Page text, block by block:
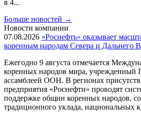
в 4...
Больше новостей →
Новости компании
07.08.2026 «Роснефть» оказывает
коренным народам Севера и Дальнего
Ежегодно 9 августа отмечается
коренных народов мира, учрежденный
ассамблеей ООН. В регионах
предприятия «Роснефти» проводят
поддержке общин коренных народов,
традиционного уклада, национальных